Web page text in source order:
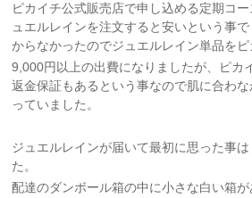
ピカイチ公式販売店で申し込める定期コ
ュエルレインを注文すると安いという事
からなかったのでジュエルレイン単品をピ
9,000円以上の出費になりましたが、ピカ
返金保証もあるという事なので肌に合わ
っていました。
ジュエルレインが届いて最初に思った事
た。
配達のダンボール箱の中に小さな白い箱